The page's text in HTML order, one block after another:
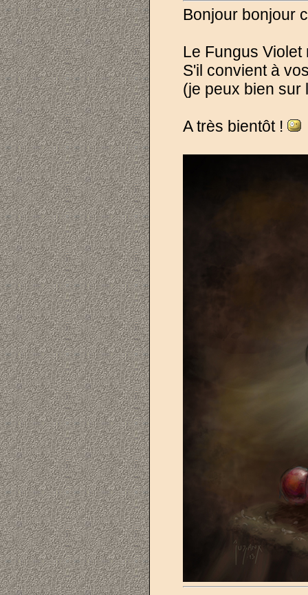
Bonjour bonjour
Le Fungus
S'il convient à
(je peux bien sur
A très bientôt !